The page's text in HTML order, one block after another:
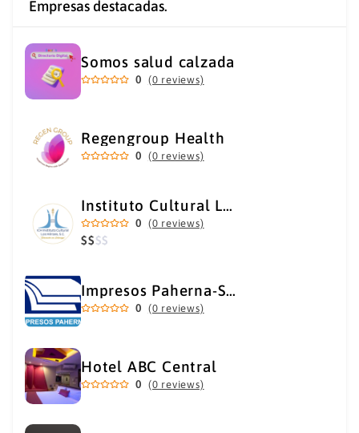
Empresas destacadas.
Somos salud calzada
0 (0 reviews)
Regengroup Health
0 (0 reviews)
Instituto Cultural Los Héroes
0 (0 reviews)
$$$$
Impresos Paherna-Servicios Gráficos Industriales
0 (0 reviews)
Hotel ABC Central
0 (0 reviews)